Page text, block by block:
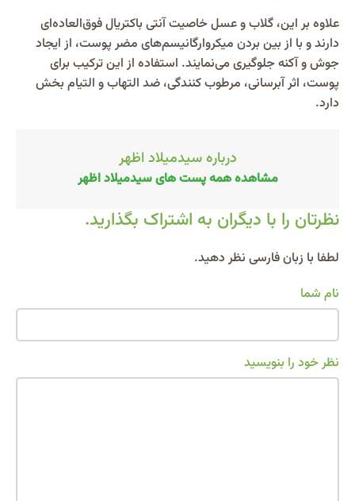
علاوه بر این، گلاب و عسل خاصیت آنتی باکتریال فوق‌العاده‌ای
دارند و با از بین بردن میکروارگانیسم‌های مضر پوست، از ایجاد
جوش و آکنه جلوگیری می‌نمایند. استفاده از این ترکیب برای
پوست، اثر آبرسانی، مرطوب کنندگی، ضد التهاب و التیام بخش
دارد.
درباره سیدمیلاد اظهر
مشاهده همه پست های سیدمیلاد اظهر
نظرتان را با دیگران به اشتراک بگذارید.
لطفا با زبان فارسی نظر دهید.
نام شما
نظر خود را بنویسید
Alternative: